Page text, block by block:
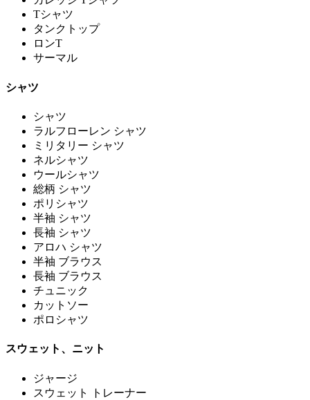
Tシャツ
タンクトップ
ロンT
サーマル
シャツ
シャツ
ラルフローレン シャツ
ミリタリー シャツ
ネルシャツ
ウールシャツ
総柄 シャツ
ポリシャツ
半袖 シャツ
長袖 シャツ
アロハ シャツ
半袖 ブラウス
長袖 ブラウス
チュニック
カットソー
ポロシャツ
スウェット、ニット
ジャージ
スウェット トレーナー